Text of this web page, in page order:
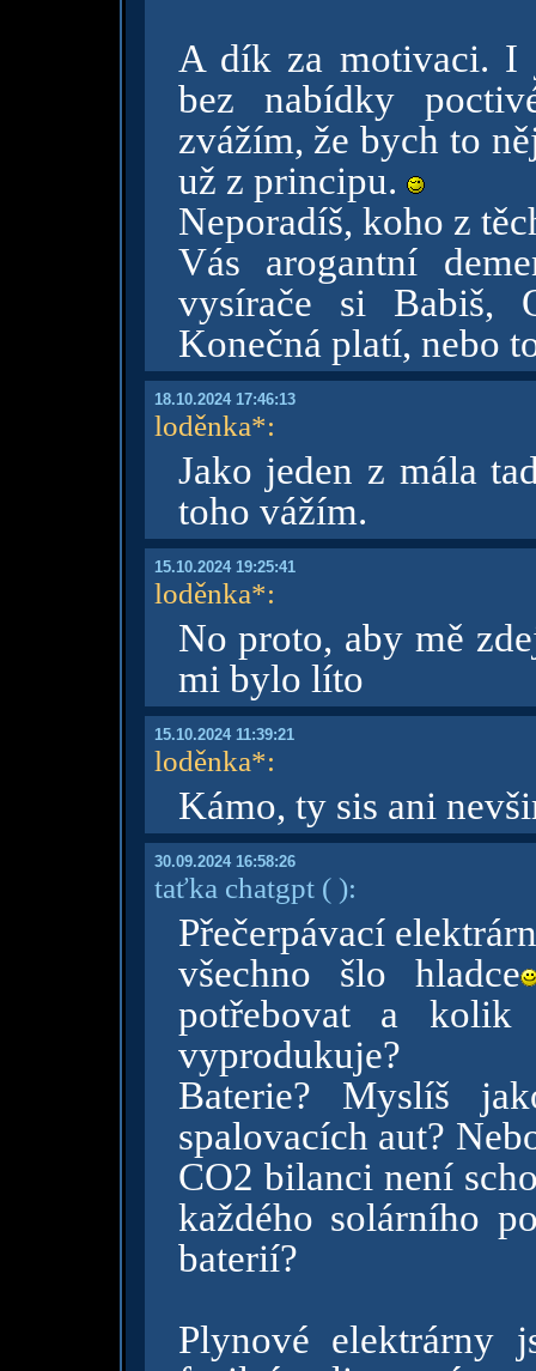
A dík za motivaci. I
bez nabídky
zvážím, že bych to
už z principu.
Neporadíš, koho z
Vás arogantní
vysírače si Babiš,
Konečná platí, nebo
18.10.2024 17:46:13
loděnka*:
Jako jeden z mála
toho vážím.
15.10.2024 19:25:41
loděnka*:
No proto, aby mě
mi bylo líto
15.10.2024 11:39:21
loděnka*:
Kámo, ty sis ani
30.09.2024 16:58:26
taťka chatgpt( ):
Přečerpávací
všechno šlo hladce
potřebovat a
vyprodukuje?
Baterie? Myslíš
spalovacích aut?
CO2 bilanci není
každého solárního
baterií?
Plynové elektrárny